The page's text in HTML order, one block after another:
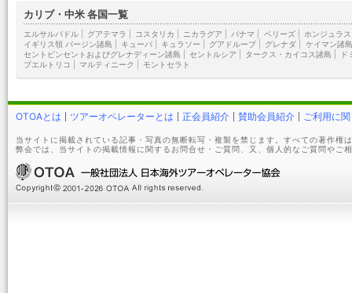
カリブ・中米 各国一覧
エルサルバドル グアテマラ コスタリカ ニカラグア パナマ ベリーズ| ホンジュラス
イギリス領 バージン諸島
キューバ キュラソー グアドループ| グレナダ
ケイマン諸島
セントビンセントおよびグレナディーン諸島
セントルシア タークス・カイコス諸島
ド
プエルトリコ
マルティニーク モントセラト
OTOAとは ツアーオペレーターとは 正会員紹介 賛助会員紹介 ご利用に
当サイトに掲載されている記事・写真の無断転写・複製を禁じます。すべての著作権
弊会では、当サイトの掲載情報に関するお問合せ・ご質問、又、個人的なご質問やご